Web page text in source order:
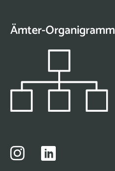
Ämter-Organigramm